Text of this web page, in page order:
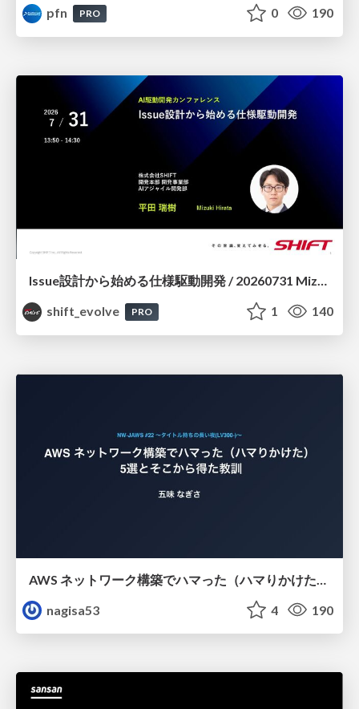
pfn
PRO 0 190
Issue設計から始める仕様駆動開発 / 20260731 Mizuki Hirata
shift_evolve
PRO 1 140
nagisa53
4 190